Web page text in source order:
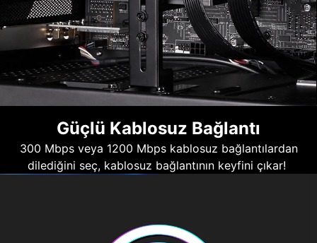
Güçlü Kablosuz Bağlantı
300 Mbps veya 1200 Mbps kablosuz bağlantılardan
dilediğini seç, kablosuz bağlantının keyfini çıkar!